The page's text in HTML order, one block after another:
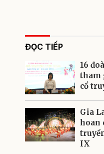
ĐỌC TIẾP
16
tham
cổ
Gia
hoan
IX
Gửi